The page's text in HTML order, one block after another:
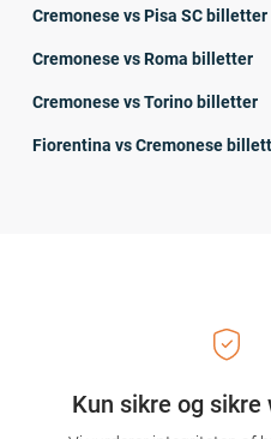
Cremonese vs Pisa SC billetter
Cremonese vs Roma billetter
Cremonese vs Torino billetter
Fiorentina vs Cremonese
Kun sikre og sikre